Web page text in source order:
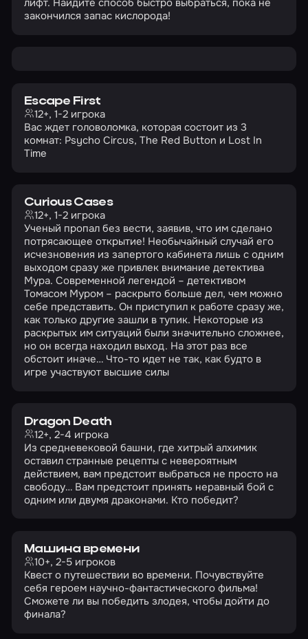
лифт. Найдите способ быстро выбраться, пока не
закончился запас кислорода!
Escape First
12+, 1-2 игрока
Вас ждет головоломка, которая состоит из 3
комнат: Psycho Circus, The Red Button и Lost In
Time
Curious Cases
12+, 1-2 игрока
Ученый пропал без вести, заявив, что им сделано
потрясающее открытие! Необычайный случай его
исчезновения из запертого кабинета лишь с одним
выходом сразу же привлек внимание детектива
Мура. Современной легендой – детективом
Томасом Муром – раскрыто больше дел, чем можно
себе представить. Он приступил к работе сразу же,
как только другие зашли в тупик. Некоторые из
раскрытых им ситуаций были значительно сложнее,
но он всегда находил выход. На этот раз все
обстоит иначе… Что-то идет не так, как будто в
игре участвуют высшие силы
Dragon Death
12+, 2-4 игрока
Из средневековой башни, где хитрый алхимик
оставил странные рецепты с невероятным
действием, вам предстоит выбраться не просто на
свободу… Вам предстоит принять неравный бой с
одним или двумя драконами. Кто победит?
Машина времени
10+, 2-5 игроков
Квест о путешествии во времени. Почувствуйте
себя героем научно-фантастического фильма!
Сможете ли вы победить злодея, чтобы дойти до
финала?